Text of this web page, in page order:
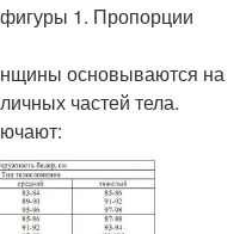
1. Пропорции
основываются на
частей тела.